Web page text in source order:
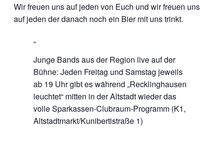
Wir freuen uns auf jeden von Euch und wir freuen uns
auf jeden der danach noch ein Bier mit uns trinkt.
Junge Bands aus der Region live auf der
Bühne: Jeden Freitag und Samstag jeweils
ab 19 Uhr gibt es während „Recklinghausen
leuchtet“ mitten in der Altstadt wieder das
volle Sparkassen-Clubraum-Programm (K1,
Altstadtmarkt/Kunibertistraße 1)